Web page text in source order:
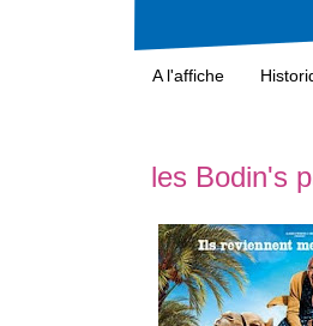
A l'affiche
les Bodin's